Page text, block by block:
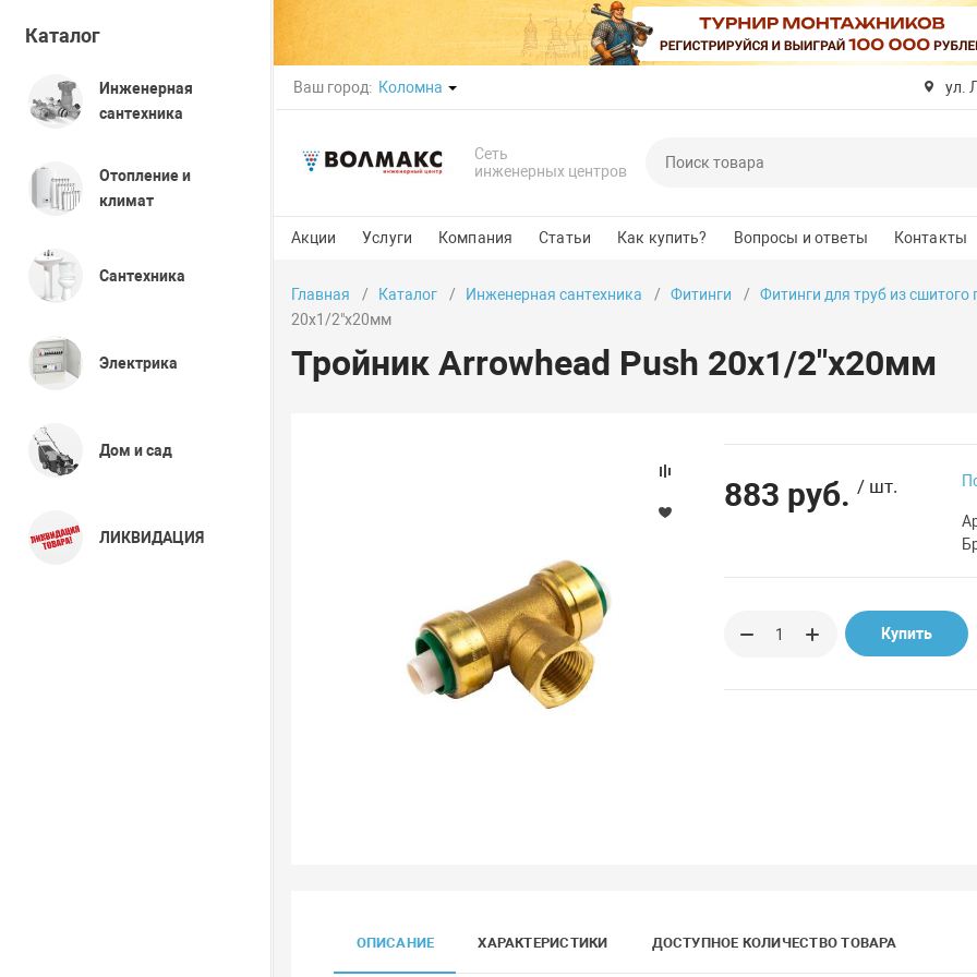
Ваш город: Коломна ул.
Сеть
инженерных центров
Акции Услуги Компания Статьи Как купить? Вопросы и ответы Контакты
Каталог
Инженерная
сантехника
Отопление и
климат
Сантехника
Электрика
Дом и сад
ЛИКВИДАЦИЯ
Главная Каталог Инженерная сантехника Фитинги
Фитинги для труб из
20x1/2"x20мм
Тройник Arrowhead Push 20x1/2"x20мм
883 руб. / шт.
Купить
ОПИСАНИЕ ХАРАКТЕРИСТИКИ ДОСТУПНОЕ КОЛИЧЕСТВО ТОВАРА